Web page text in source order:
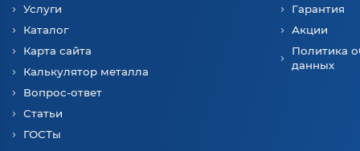
Услуги
Каталог
Карта сайта
Калькулятор металла
Вопрос-ответ
Статьи
ГОСТы
Гарантия
Акции
Политика
данных